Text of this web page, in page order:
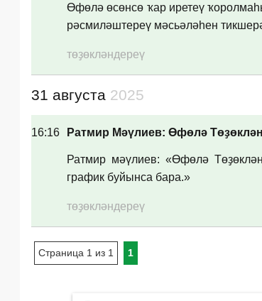
Өфөлә өсөнсө ҡар иретеү
рәсмиләштереү мәсьәләһен
төҙөкләндереү
31 августа 2025
16:16 Ратмир Мәүлиев: Өфөлә
Ратмир мәүлиев: «Өфөлә
график буйынса бара.»
төҙөкләндереү
Страница 1 из 1 1